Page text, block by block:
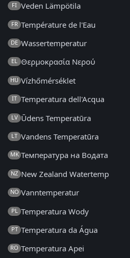
FI Veden Lämpötila
FR Température de l'Eau
DE Wassertemperatur
EL Θερμοκρασία Νερού
HU Vízhőmérséklet
IT Temperatura dell'Acqua
LV Ūdens Temperatūra
LT Vandens Temperatūra
MK Температура на Водата
NZ New Zealand Watertemp
NO Vanntemperatur
PL Temperatura Wody
PT Temperatura da Água
RO Temperatura Apei